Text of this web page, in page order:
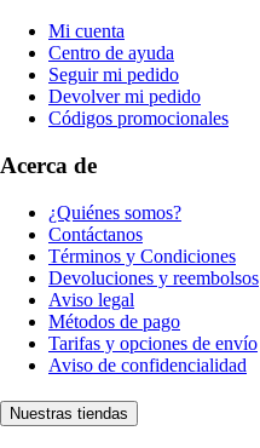
Mi cuenta
Centro de ayuda
Seguir mi pedido
Devolver mi pedido
Códigos promocionales
Acerca de
¿Quiénes somos?
Contáctanos
Términos y Condiciones
Devoluciones y reembolsos
Aviso legal
Métodos de pago
Tarifas y opciones de envío
Aviso de confidencialidad
Nuestras tiendas